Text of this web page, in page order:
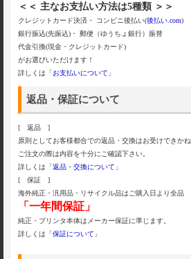
＜＜ 主なお支払い方法は5種類 ＞＞
クレジットカード決済・ コンビニ後払い(後払い.com)
銀行振込(先振込)・ 郵便（ゆうちょ銀行）振替
代金引換(現金・クレジットカード)
がお選びいただけます！
詳しくは「お支払いについて 」
返品・保証について
[ 返品 ]
原則としてお客様都合での返品・交換はお受けできかね
ご注文の際は内容を十分にご確認下さい。
詳しくは「返品・交換について 」
[ 保証 ]
海外純正・汎用品・リサイクル品はご購入日より全品
「一年間保証」
純正・プリンタ本体はメーカー保証に準じます。
詳しくは「保証について 」